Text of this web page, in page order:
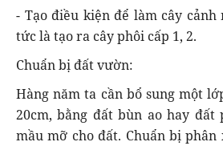
- Tạo điều kiện để làm cây cảnh
tức là tạo ra cây phôi cấp 1, 2.
Chuẩn bị đất vườn:​
Hàng năm ta cần bổ sung một
20cm, bằng đất bùn ao hay đất
mầu mỡ cho đất. Chuẩn bị